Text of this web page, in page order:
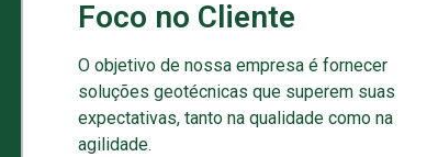
Foco no Cliente
O objetivo de nossa empresa é fornecer
soluções geotécnicas que superem suas
expectativas, tanto na qualidade como na
agilidade.